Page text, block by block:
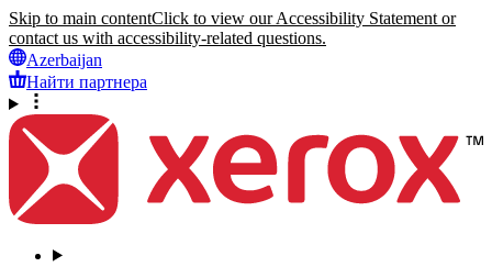
Skip to main contentClick to view our Accessibility Statement or
contact us with accessibility-related questions.
Azerbaijan
Найти партнера